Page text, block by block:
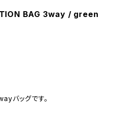
BAG 3way / green
バッグです。